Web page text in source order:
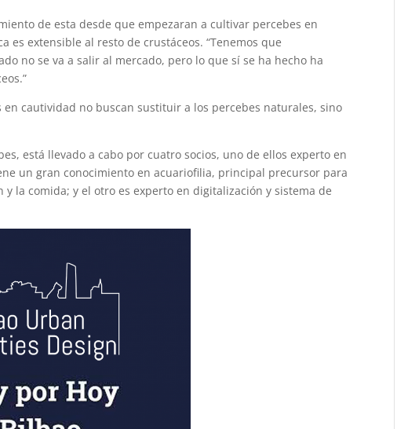
de esta desde que empezaran a cultivar percebes en
es extensible al resto de crustáceos. “Tenemos que
no se va a salir al mercado, pero lo que sí se ha hecho ha
cautividad no buscan sustituir a los percebes naturales, sino
está llevado a cabo por cuatro socios, uno de ellos experto en
un gran conocimiento en acuariofilia, principal precursor para
la comida; y el otro es experto en digitalización y sistema de